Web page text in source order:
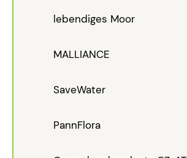
lebendiges Moor
MALLIANCE
SaveWater
PannFlora